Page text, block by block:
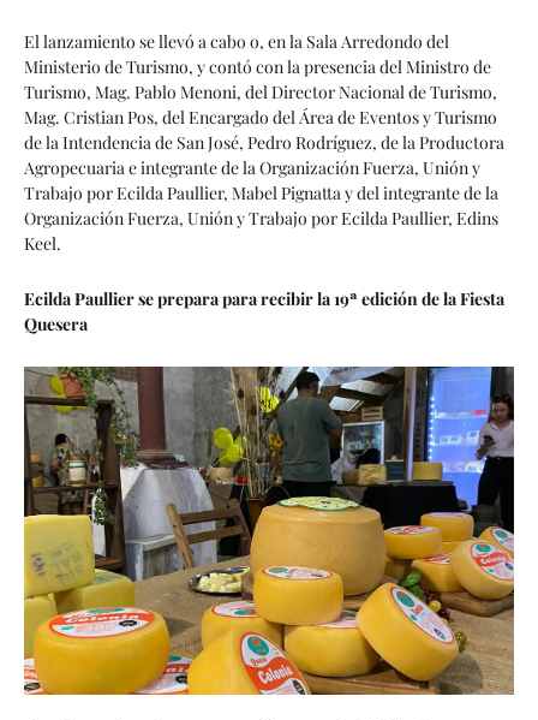
El lanzamiento se llevó a cabo o, en la Sala Arredondo del
Ministerio de Turismo, y contó con la presencia del Ministro de
Turismo, Mag. Pablo Menoni, del Director Nacional de Turismo,
Mag. Cristian Pos, del Encargado del Área de Eventos y Turismo
de la Intendencia de San José, Pedro Rodríguez, de la Productora
Agropecuaria e integrante de la Organización Fuerza, Unión y
Trabajo por Ecilda Paullier, Mabel Pignatta y del integrante de la
Organización Fuerza, Unión y Trabajo por Ecilda Paullier, Edins
Keel.
Ecilda Paullier se prepara para recibir la 19ª edición de la Fiesta
Quesera